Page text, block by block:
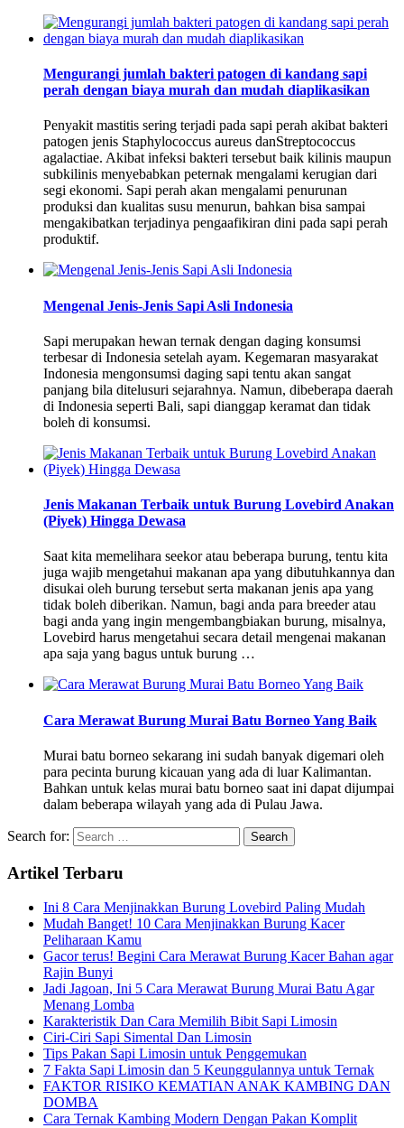
Mengurangi jumlah bakteri patogen di kandang sapi
perah dengan biaya murah dan mudah diaplikasikan
Penyakit mastitis sering terjadi pada sapi perah akibat bakteri
patogen jenis Staphylococcus aureus danStreptococcus
agalactiae. Akibat infeksi bakteri tersebut baik kilinis maupun
subkilinis menyebabkan peternak mengalami kerugian dari
segi ekonomi. Sapi perah akan mengalami penurunan
produksi dan kualitas susu menurun, bahkan bisa sampai
mengakibatkan terjadinya pengaafikiran dini pada sapi perah
produktif.
Mengenal Jenis-Jenis Sapi Asli Indonesia
Sapi merupakan hewan ternak dengan daging konsumsi
terbesar di Indonesia setelah ayam. Kegemaran masyarakat
Indonesia mengonsumsi daging sapi tentu akan sangat
panjang bila ditelusuri sejarahnya. Namun, dibeberapa daerah
di Indonesia seperti Bali, sapi dianggap keramat dan tidak
boleh di konsumsi.
Jenis Makanan Terbaik untuk Burung Lovebird Anakan
(Piyek) Hingga Dewasa
Saat kita memelihara seekor atau beberapa burung, tentu kita
juga wajib mengetahui makanan apa yang dibutuhkannya dan
disukai oleh burung tersebut serta makanan jenis apa yang
tidak boleh diberikan. Namun, bagi anda para breeder atau
bagi anda yang ingin mengembangbiakan burung, misalnya,
Lovebird harus mengetahui secara detail mengenai makanan
apa saja yang bagus untuk burung …
Cara Merawat Burung Murai Batu Borneo Yang Baik
Murai batu borneo sekarang ini sudah banyak digemari oleh
para pecinta burung kicauan yang ada di luar Kalimantan.
Bahkan untuk kelas murai batu borneo saat ini dapat dijumpai
dalam beberapa wilayah yang ada di Pulau Jawa.
Search for:
Artikel Terbaru
Ini 8 Cara Menjinakkan Burung Lovebird Paling Mudah
Mudah Banget! 10 Cara Menjinakkan Burung Kacer
Peliharaan Kamu
Gacor terus! Begini Cara Merawat Burung Kacer Bahan agar
Rajin Bunyi
Jadi Jagoan, Ini 5 Cara Merawat Burung Murai Batu Agar
Menang Lomba
Karakteristik Dan Cara Memilih Bibit Sapi Limosin
Ciri-Ciri Sapi Simental Dan Limosin
Tips Pakan Sapi Limosin untuk Penggemukan
7 Fakta Sapi Limosin dan 5 Keunggulannya untuk Ternak
FAKTOR RISIKO KEMATIAN ANAK KAMBING DAN
DOMBA
Cara Ternak Kambing Modern Dengan Pakan Komplit